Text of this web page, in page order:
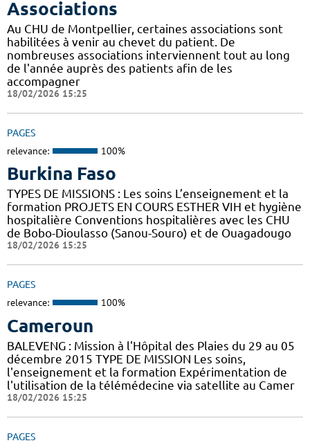
Associations
Au CHU de Montpellier, certaines associations sont
habilitées à venir au chevet du patient. De
nombreuses associations interviennent tout au long
de l'année auprès des patients afin de les
accompagner
18/02/2026 15:25
PAGES
relevance: 100%
Burkina Faso
TYPES DE MISSIONS : Les soins L’enseignement et la
formation PROJETS EN COURS ESTHER VIH et hygiène
hospitalière Conventions hospitalières avec les CHU
de Bobo-Dioulasso (Sanou-Souro) et de Ouagadougo
18/02/2026 15:25
PAGES
relevance: 100%
Cameroun
BALEVENG : Mission à l'Hôpital des Plaies du 29 au 05
décembre 2015 TYPE DE MISSION Les soins,
l'enseignement et la formation Expérimentation de
l'utilisation de la télémédecine via satellite au Camer
18/02/2026 15:25
PAGES